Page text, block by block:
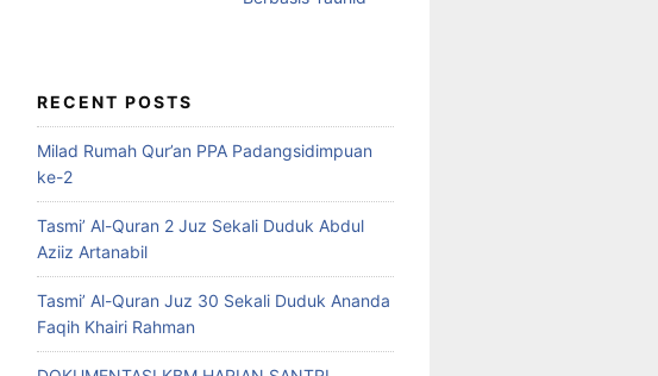
RECENT POSTS
Milad Rumah Qur’an PPA Padangsidimpuan
ke-2
Tasmi’ Al-Quran 2 Juz Sekali Duduk Abdul
Aziiz Artanabil
Tasmi’ Al-Quran Juz 30 Sekali Duduk Ananda
Faqih Khairi Rahman